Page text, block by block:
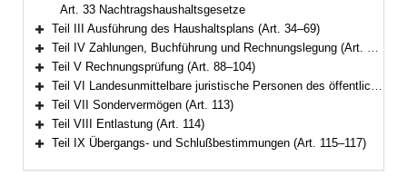
Art. 33 Nachtragshaushaltsgesetze
Bereich erweitern
Teil III Ausführung des Haushaltsplans (Art. 34–69)
Bereich erweitern
Teil IV Zahlungen, Buchführung und Rechnungslegung (Art. 70–87)
Bereich erweitern
Teil V Rechnungsprüfung (Art. 88–104)
Bereich erweitern
Teil VI Landesunmittelbare juristische Personen des öffentlichen Rechts (Art. 105–112)
Bereich erweitern
Teil VII Sondervermögen (Art. 113)
Bereich erweitern
Teil VIII Entlastung (Art. 114)
Teil IX Übergangs- und Schlußbestimmungen (Art. 115–117)